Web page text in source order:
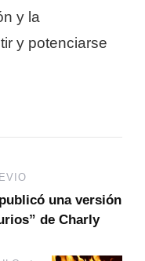
y la
y potenciarse
una versión
de Charly